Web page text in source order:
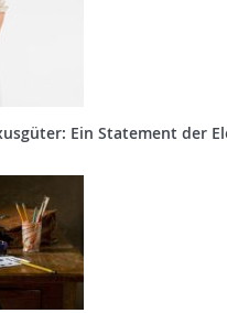
Ein Statement der